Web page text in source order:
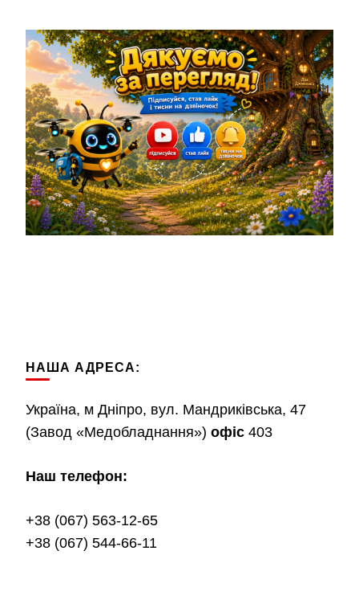
НАША АДРЕСА:
Україна, м Дніпро, вул. Мандриківська, 47
(Завод «Медобладнання») офіс 403
Наш телефон:
+38 (067) 563-12-65
+38 (067) 544-66-11